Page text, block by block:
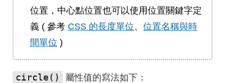
位置，中心點位置也可以使用位置關鍵字定
義 ( 參考 CSS 的長度單位、 位置名稱與時
間單位 )
circle() 屬性值的寫法如下：